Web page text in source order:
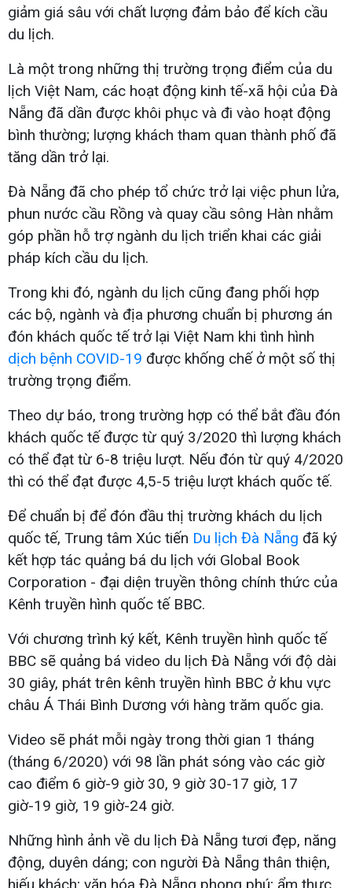
giảm giá sâu với chất lượng đảm bảo để kích cầu
du lịch.
Là một trong những thị trường trọng điểm của du
lịch Việt Nam, các hoạt động kinh tế-xã hội của Đà
Nẵng đã dần được khôi phục và đi vào hoạt động
bình thường; lượng khách tham quan thành phố đã
tăng dần trở lại.
Đà Nẵng đã cho phép tổ chức trở lại việc phun lửa,
phun nước cầu Rồng và quay cầu sông Hàn nhằm
góp phần hỗ trợ ngành du lịch triển khai các giải
pháp kích cầu du lịch.
Trong khi đó, ngành du lịch cũng đang phối hợp
các bộ, ngành và địa phương chuẩn bị phương án
đón khách quốc tế trở lại Việt Nam khi tình hình
dịch bệnh COVID-19 được khống chế ở một số thị
trường trọng điểm.
Theo dự báo, trong trường hợp có thể bắt đầu đón
khách quốc tế được từ quý 3/2020 thì lượng khách
có thể đạt từ 6-8 triệu lượt. Nếu đón từ quý 4/2020
thì có thể đạt được 4,5-5 triệu lượt khách quốc tế.
Để chuẩn bị để đón đầu thị trường khách du lịch
quốc tế, Trung tâm Xúc tiến Du lịch Đà Nẵng đã ký
kết hợp tác quảng bá du lịch với Global Book
Corporation - đại diện truyền thông chính thức của
Kênh truyền hình quốc tế BBC.
Với chương trình ký kết, Kênh truyền hình quốc tế
BBC sẽ quảng bá video du lịch Đà Nẵng với độ dài
30 giây, phát trên kênh truyền hình BBC ở khu vực
châu Á Thái Bình Dương với hàng trăm quốc gia.
Video sẽ phát mỗi ngày trong thời gian 1 tháng
(tháng 6/2020) với 98 lần phát sóng vào các giờ
cao điểm 6 giờ-9 giờ 30, 9 giờ 30-17 giờ, 17
giờ-19 giờ, 19 giờ-24 giờ.
Những hình ảnh về du lịch Đà Nẵng tươi đẹp, năng
động, duyên dáng; con người Đà Nẵng thân thiện,
hiếu khách; văn hóa Đà Nẵng phong phú; ẩm thực